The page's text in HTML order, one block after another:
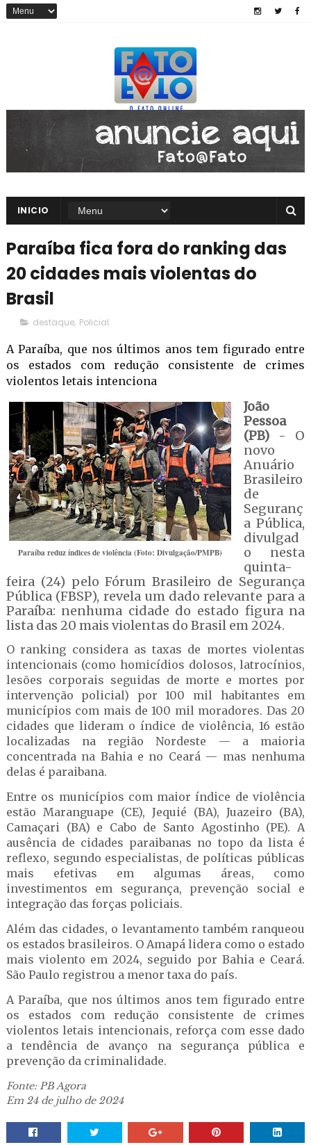
INICIO
Paraíba fica fora do ranking das
20 cidades mais violentas do
Brasil
destaque, Policial
A Paraíba, que nos últimos anos tem figurado entre
os estados com redução consistente de crimes
violentos letais intenciona
Paraíba reduz índices de violência (Foto: Divulgação/PMPB)
João
Pessoa
(PB)- O
novo
Anuário
Brasileiro
de
Seguranç
a Pública,
divulgad
o nesta
quinta-
feira (24) pelo Fórum Brasileiro de Segurança
Pública (FBSP), revela um dado relevante para a
Paraíba: nenhuma cidade do estado figura na
lista das 20 mais violentas do Brasil em 2024.
O ranking considera as taxas de mortes violentas
intencionais (como homicídios dolosos, latrocínios,
lesões corporais seguidas de morte e mortes por
intervenção policial) por 100 mil habitantes em
municípios com mais de 100 mil moradores. Das 20
cidades que lideram o índice de violência, 16 estão
localizadas na região Nordeste — a maioria
concentrada na Bahia e no Ceará — mas nenhuma
delas é paraibana.
Entre os municípios com maior índice de violência
estão Maranguape (CE), Jequié (BA), Juazeiro (BA),
Camaçari (BA) e Cabo de Santo Agostinho (PE). A
ausência de cidades paraibanas no topo da lista é
reflexo, segundo especialistas, de políticas públicas
mais efetivas em algumas áreas, como
investimentos em segurança, prevenção social e
integração das forças policiais.
Além das cidades, o levantamento também ranqueou
os estados brasileiros. O Amapá lidera como o estado
mais violento em 2024, seguido por Bahia e Ceará.
São Paulo registrou a menor taxa do país.
A Paraíba, que nos últimos anos tem figurado entre
os estados com redução consistente de crimes
violentos letais intencionais, reforça com esse dado
a tendência de avanço na segurança pública e
prevenção da criminalidade.
Fonte: PB Agora
Em 24 de julho de 2024